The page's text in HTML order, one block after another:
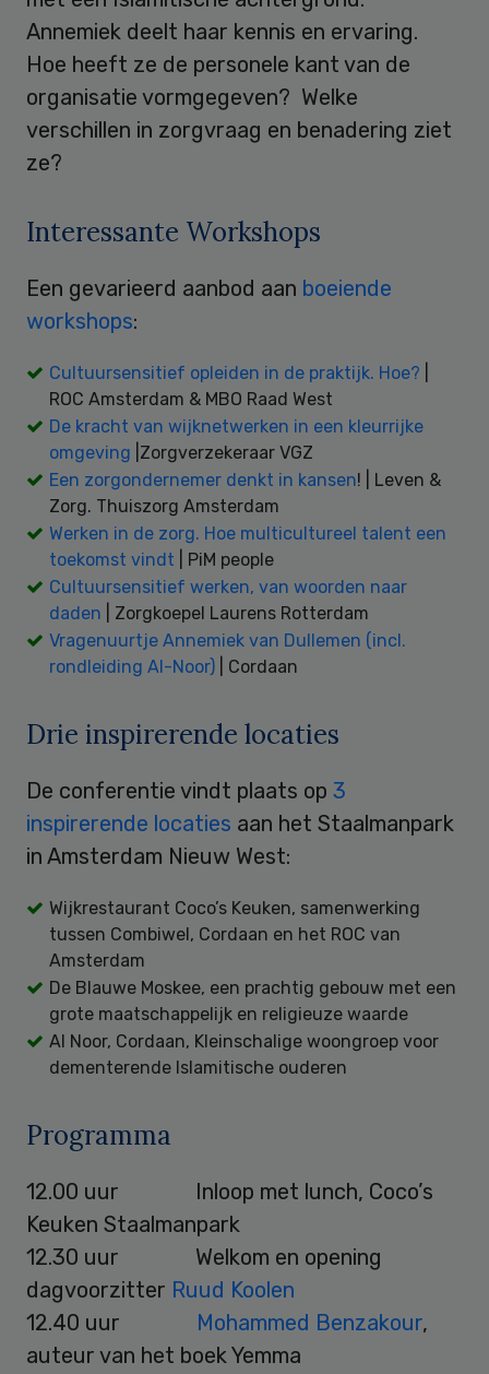
Annemiek deelt haar kennis en ervaring.
Hoe heeft ze de personele kant van de
organisatie vormgegeven? Welke
verschillen in zorgvraag en benadering ziet
ze?
Interessante Workshops
Een gevarieerd aanbod aan boeiende
workshops:
Cultuursensitief opleiden in de praktijk. Hoe?
ROC Amsterdam & MBO Raad West
De kracht van wijknetwerken in een kleurrijke
omgeving |Zorgverzekeraar VGZ
Een zorgondernemer denkt in kansen! | Leven &
Zorg. Thuiszorg Amsterdam
Werken in de zorg. Hoe multicultureel talent een
toekomst vindt | PiM people
Cultuursensitief werken, van woorden naar
daden | Zorgkoepel Laurens Rotterdam
Vragenuurtje Annemiek van Dullemen (incl.
rondleiding Al-Noor)| Cordaan
Drie inspirerende locaties
De conferentie vindt plaats op 3
inspirerende locaties aan het Staalmanpark
in Amsterdam Nieuw West:
Wijkrestaurant Coco’s Keuken, samenwerking
tussen Combiwel, Cordaan en het ROC van
Amsterdam
De Blauwe Moskee, een prachtig gebouw met een
grote maatschappelijk en religieuze waarde
Al Noor, Cordaan, Kleinschalige woongroep voor
dementerende Islamitische ouderen
Programma
12.00 uur Inloop met lunch, Coco’s
Keuken Staalmanpark
12.30 uur Welkom en opening
dagvoorzitter Ruud Koolen
12.40 uur Mohammed Benzakour,
auteur van het boek Yemma